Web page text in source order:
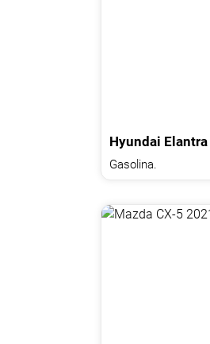
Hyundai Elantra
Gasolina.